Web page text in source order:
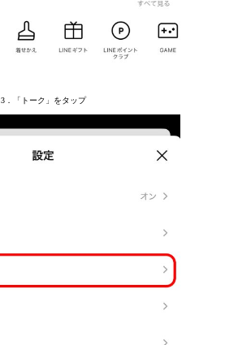
3．「トーク」をタップ